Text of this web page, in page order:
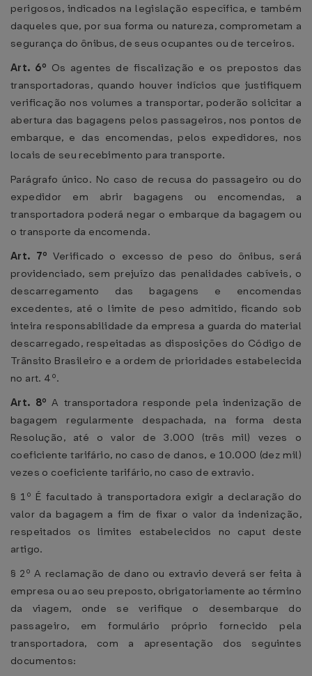
perigosos, indicados na legislação específica, e também
daqueles que, por sua forma ou natureza, comprometam a
segurança do ônibus, de seus ocupantes ou de terceiros.
Art. 6º Os agentes de fiscalização e os prepostos das
transportadoras, quando houver indícios que justifiquem
verificação nos volumes a transportar, poderão solicitar a
abertura das bagagens pelos passageiros, nos pontos de
embarque, e das encomendas, pelos expedidores, nos
locais de seu recebimento para transporte.
Parágrafo único. No caso de recusa do passageiro ou do
expedidor em abrir bagagens ou encomendas, a
transportadora poderá negar o embarque da bagagem ou
o transporte da encomenda.
Art. 7ºVerificado o excesso de peso do ônibus, será
providenciado, sem prejuízo das penalidades cabíveis, o
descarregamento das bagagens e encomendas
excedentes, até o limite de peso admitido, ficando sob
inteira responsabilidade da empresa a guarda do material
descarregado, respeitadas as disposições do Código de
Trânsito Brasileiro e a ordem de prioridades estabelecida
no art. 4º.
Art. 8ºA transportadora responde pela indenização de
bagagem regularmente despachada, na forma desta
Resolução, até o valor de 3.000 (três mil) vezes o
coeficiente tarifário, no caso de danos, e 10.000 (dez mil)
vezes o coeficiente tarifário, no caso de extravio.
§ 1º É facultado à transportadora exigir a declaração do
valor da bagagem a fim de fixar o valor da indenização,
respeitados os limites estabelecidos no caput deste
artigo.
§ 2º A reclamação de dano ou extravio deverá ser feita à
empresa ou ao seu preposto, obrigatoriamente ao término
da viagem, onde se verifique o desembarque do
passageiro, em formulário próprio fornecido pela
transportadora, com a apresentação dos seguintes
documentos: